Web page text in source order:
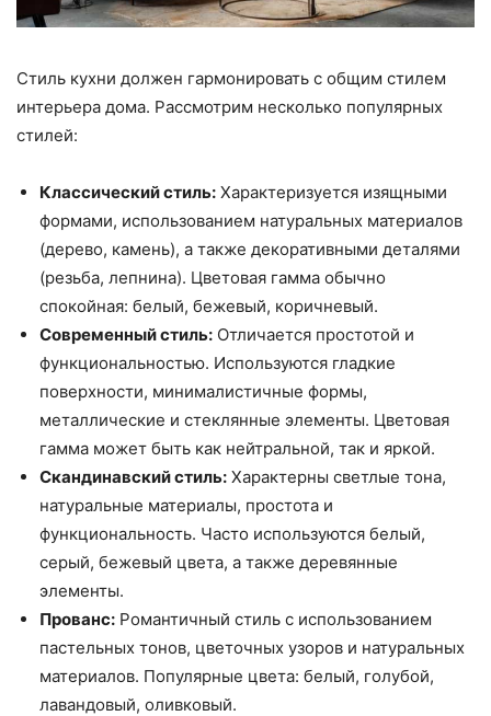
Стиль кухни должен гармонировать с общим стилем
интерьера дома. Рассмотрим несколько популярных
стилей:
Классический стиль: Характеризуется изящными
формами, использованием натуральных материалов
(дерево, камень), а также декоративными деталями
(резьба, лепнина). Цветовая гамма обычно
спокойная: белый, бежевый, коричневый.
Современный стиль: Отличается простотой и
функциональностью. Используются гладкие
поверхности, минималистичные формы,
металлические и стеклянные элементы. Цветовая
гамма может быть как нейтральной, так и яркой.
Скандинавский стиль: Характерны светлые тона,
натуральные материалы, простота и
функциональность. Часто используются белый,
серый, бежевый цвета, а также деревянные
элементы.
Прованс: Романтичный стиль с использованием
пастельных тонов, цветочных узоров и натуральных
материалов. Популярные цвета: белый, голубой,
лавандовый, оливковый.